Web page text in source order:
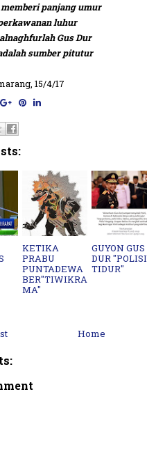
panjang umur
luhur
Gus Dur
sumber pitutur
15/4/17
KETIKA
PRABU
PUNTADEWA
BER"TIWIKRA
MA"
GUYON GUS
DUR "POLISI
TIDUR"
Home